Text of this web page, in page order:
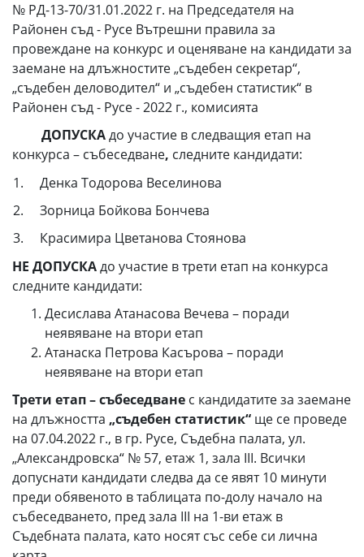
№ РД-13-70/31.01.2022 г. на Председателя на
Районен съд - Русе Вътрешни правила за
провеждане на конкурс и оценяване на кандидати за
заемане на длъжностите „съдебен секретар“,
„съдебен деловодител“ и „съдебен статистик“ в
Районен съд - Русе - 2022 г., комисията
ДОПУСКАдо участие в следващия етап на
конкурса – събеседване, следните кандидати:
1. Денка Тодорова Веселинова
2. Зорница Бойкова Бончева
3. Красимира Цветанова Стоянова
НЕ ДОПУСКАдо участие в трети етап на конкурса
следните кандидати:
Десислава Атанасова Вечева – поради
неявяване на втори етап
Атанаска Петрова Касърова – поради
неявяване на втори етап
Трети етап –събеседване с кандидатите за заемане
на длъжността „съдебен статистик“ ще се проведе
на 07.04.2022 г., в гр. Русе, Съдебна палата, ул.
„Александровска“ № 57, етаж 1, зала ІІІ. Всички
допуснати кандидати следва да се явят 10 минути
преди обявеното в таблицата по-долу начало на
събеседването, пред зала ІІІ на 1-ви етаж в
Съдебната палата, като носят със себе си лична